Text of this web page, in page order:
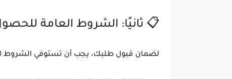
📋 ثانيًا: الشروط العامة للحصول على
لضمان قبول طلبك، يجب أن تستوفي الشروط